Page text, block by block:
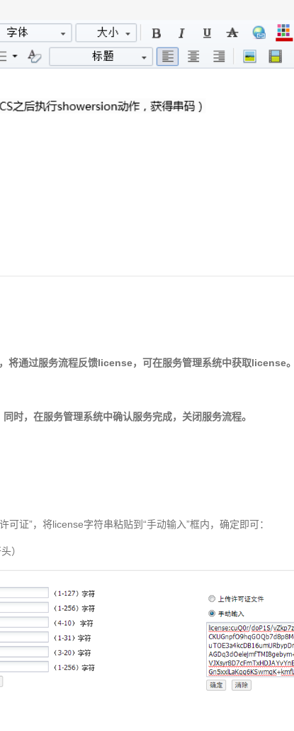
将通过服务流程反馈license，可在服务管理系统中获取license。
时，在服务管理系统中确认服务完成，关闭服务流程。
证”，将license字符串粘贴到“手动输入”框内，确定即可：
）